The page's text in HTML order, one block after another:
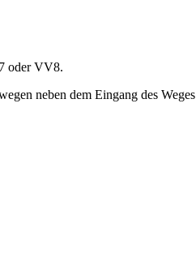
oder VV8.
neben dem Eingang des Weges